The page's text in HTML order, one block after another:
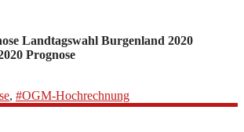
Landtagswahl Burgenland 2020
Prognose
, #OGM-Hochrechnung